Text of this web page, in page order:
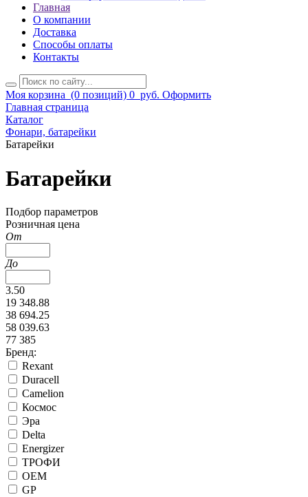
Главная
О компании
Доставка
Способы оплаты
Контакты
Моя корзина (0 позиций) 0 руб. Оформить
Главная страница
Каталог
Фонари, батарейки
Батарейки
Батарейки
Подбор параметров
Розничная цена
От
До
3.50
19 348.88
38 694.25
58 039.63
77 385
Бренд:
Rexant
Duracell
Camelion
Космос
Эра
Delta
Energizer
ТРОФИ
ОЕМ
GP